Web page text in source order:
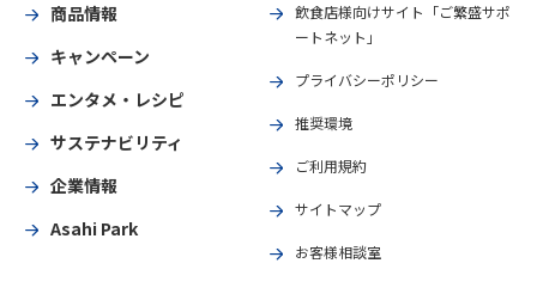
商品情報
キャンペーン
エンタメ・レシピ
サステナビリティ
企業情報
Asahi Park
飲食店様向けサイト「ご繁盛サポ
ートネット」
プライバシーポリシー
推奨環境
ご利用規約
サイトマップ
お客様相談室